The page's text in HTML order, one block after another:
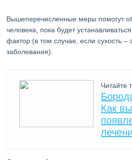
Вышеперечисленные меры помогут
человека, пока будет
фактор (в том случае, если сухость –
заболевания).
Читайте
Как